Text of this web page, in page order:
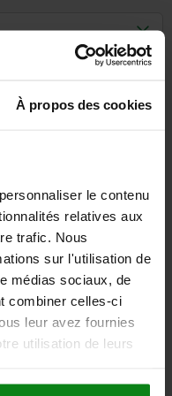
À propos des cookies
le contenu
relatives aux
trafic. Nous
sur l'utilisation de
médias sociaux, de
combiner celles-ci
leur avez fournies
utilisation de leurs
bought